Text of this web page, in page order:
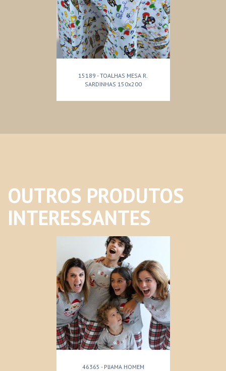
15189 - TOALHAS MESA R.
SARDINHAS 150x200
OUTROS PRODUTOS
INTERESSANTES
46365 - PIJAMA HOMEM